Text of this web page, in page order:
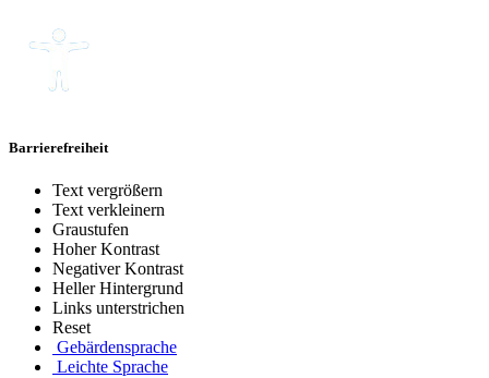
Barrierefreiheit
Text vergrößern
Text verkleinern
Graustufen
Hoher Kontrast
Negativer Kontrast
Heller Hintergrund
Links unterstrichen
Reset
Gebärdensprache
Leichte Sprache